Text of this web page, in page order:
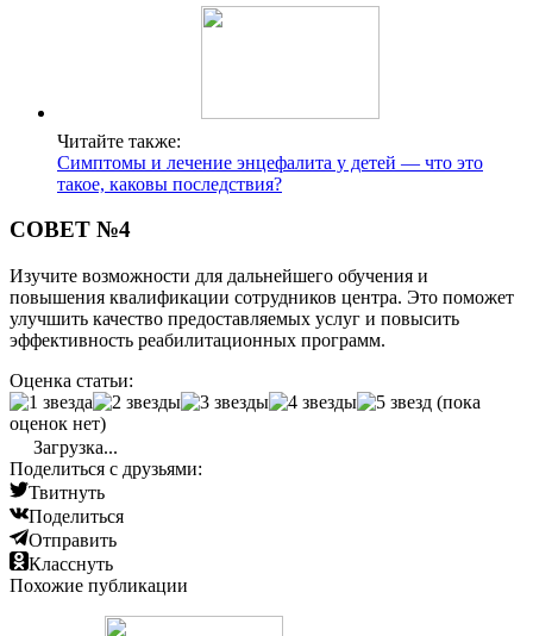
Читайте также:
Симптомы и лечение энцефалита у детей — что это
такое, каковы последствия?
СОВЕТ №4
Изучите возможности для дальнейшего обучения и
повышения квалификации сотрудников центра. Это поможет
улучшить качество предоставляемых услуг и повысить
эффективность реабилитационных программ.
Оценка статьи:
(пока
оценок нет)
Загрузка...
Поделиться с друзьями:
Твитнуть
Поделиться
Отправить
Класснуть
Похожие публикации